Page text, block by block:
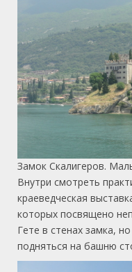
Замок Скалигеров.
Внутри смотреть
краеведческая
которых посвящено
Гете в стенах замка,
подняться на башню